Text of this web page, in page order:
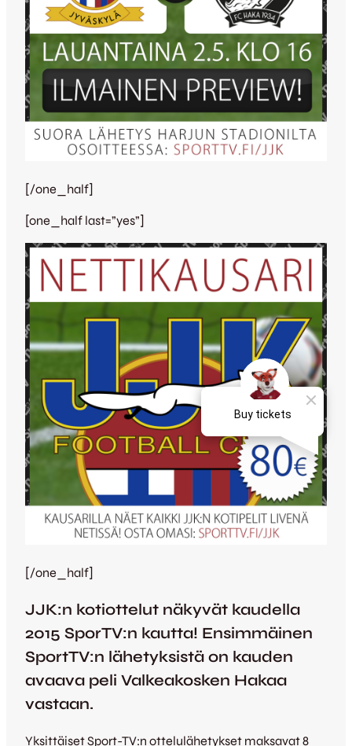
[/one_half]
[one_half last=”yes”]
[/one_half]
JJK:n kotiottelut näkyvät kaudella
2015 SporTV:n kautta! Ensimmäinen
SportTV:n lähetyksistä on kauden
avaava peli Valkeakosken Hakaa
vastaan.
Yksittäiset Sport-TV:n ottelulähetykset maksavat 8